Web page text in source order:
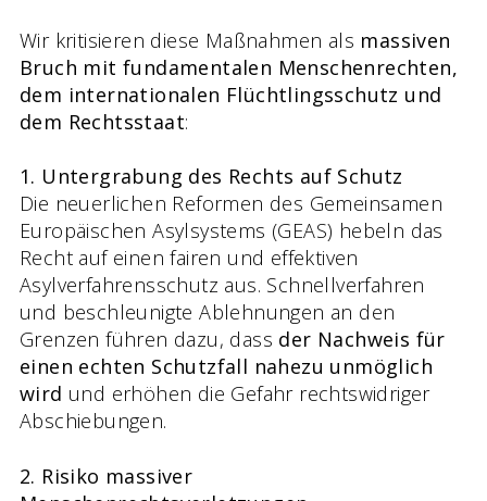
Wir kritisieren diese Maßnahmen als massiven
Bruch mit fundamentalen Menschenrechten,
dem internationalen Flüchtlingsschutz und
dem Rechtsstaat:
1. Untergrabung des Rechts auf Schutz
Die neuerlichen Reformen des Gemeinsamen
Europäischen Asylsystems (GEAS) hebeln das
Recht auf einen fairen und effektiven
Asylverfahrensschutz aus. Schnellverfahren
und beschleunigte Ablehnungen an den
Grenzen führen dazu, dass der Nachweis für
einen echten Schutzfall nahezu unmöglich
wird und erhöhen die Gefahr rechtswidriger
Abschiebungen.
2. Risiko massiver